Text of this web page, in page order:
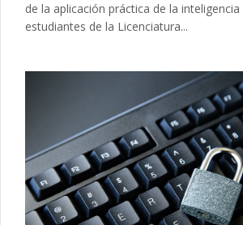
de la aplicación práctica de la
estudiantes de la Licenciatura...